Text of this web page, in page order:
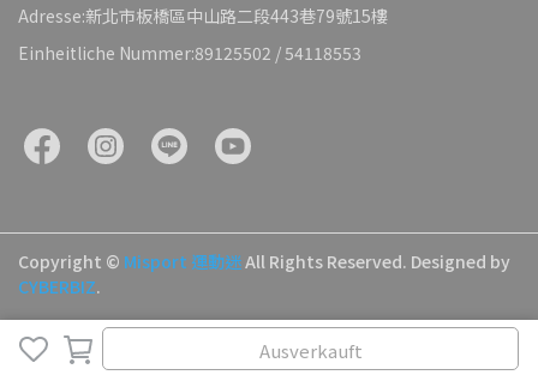
Ausverkauft
Adresse:新北市板橋區中山路二段443巷79號15樓
Einheitliche Nummer:89125502 / 54118553
Copyright © Misport 運動迷All Rights Reserved. Designed by
CYBERBIZ.